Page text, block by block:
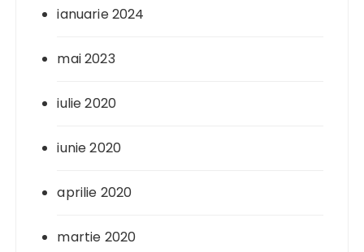
ianuarie 2024
mai 2023
iulie 2020
iunie 2020
aprilie 2020
martie 2020